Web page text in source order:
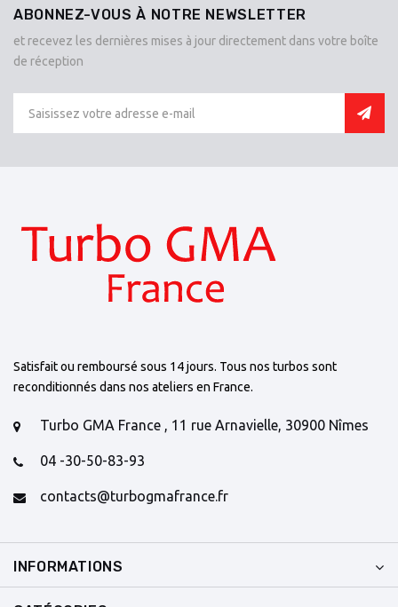
ABONNEZ-VOUS À NOTRE NEWSLETTER
et recevez les dernières mises à jour directement dans votre boîte
de réception
Satisfait ou remboursé sous 14 jours. Tous nos turbos sont
reconditionnés dans nos ateliers en France.
Turbo GMA France , 11 rue Arnavielle, 30900 Nîmes
04 -30-50-83-93
contacts@turbogmafrance.fr
INFORMATIONS